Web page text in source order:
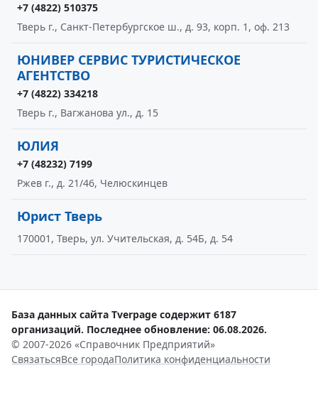
+7 (4822) 510375
Тверь г., Санкт-Петербургское ш., д. 93, корп. 1, оф. 213
ЮНИВЕР СЕРВИС ТУРИСТИЧЕСКОЕ
АГЕНТСТВО
+7 (4822) 334218
Тверь г., Вагжанова ул., д. 15
ЮЛИЯ
+7 (48232) 7199
Ржев г., д. 21/46, Челюскинцев
Юрист Тверь
170001, Тверь, ул. Учительская, д. 54Б, д. 54
База данных сайта Tverpage содержит 6187
организаций. Последнее обновление: 06.08.2026.
© 2007-2026 «Справочник Предприятий»
СвязатьсяВсе городаПолитика конфиденциальности